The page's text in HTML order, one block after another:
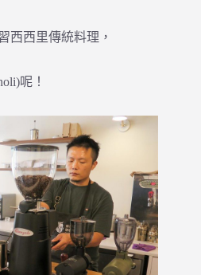
西西里傳統料理，
呢！